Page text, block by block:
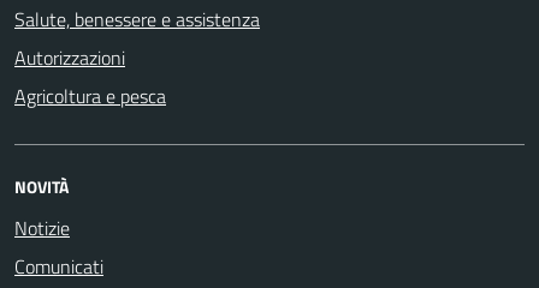
Salute, benessere e assistenza
Autorizzazioni
Agricoltura e pesca
NOVITÀ
Notizie
Comunicati